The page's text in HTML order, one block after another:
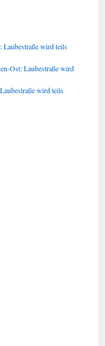
wird teils
Ost: Laubestraße wird
wird teils